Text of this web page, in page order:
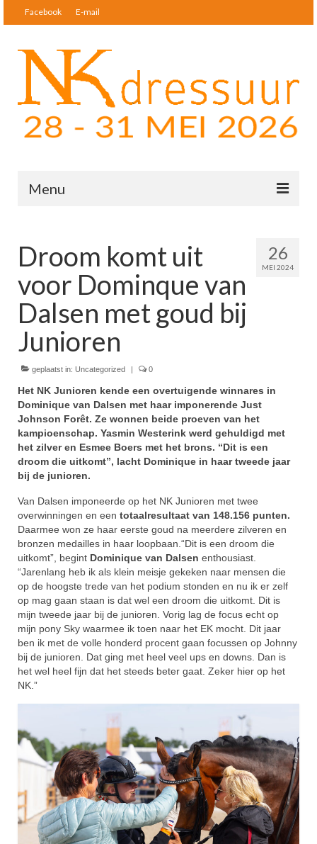
Facebook E-mail
Menu
Startlijsten & Uitslagen
Deelnemers
Tickets
Winnaars
Stands
Zakelijk
Pers
Contact
26
MEI 2024
Droom komt uit
voor Dominque van
Dalsen met goud bij
Junioren
geplaatst in: Uncategorized | 0
Het NK Junioren kende een overtuigende winnares in
Dominique van Dalsen met haar imponerende Just
Johnson Forêt. Ze wonnen beide proeven van het
kampioenschap. Yasmin Westerink werd gehuldigd met
het zilver en Esmee Boers met het brons. “Dit is een
droom die uitkomt”, lacht Dominique in haar tweede jaar
bij de junioren.
Van Dalsen imponeerde op het NK Junioren met twee
overwinningen en een totaalresultaat van 148.156 punten.
Daarmee won ze haar eerste goud na meerdere zilveren en
bronzen medailles in haar loopbaan.“Dit is een droom die
uitkomt”, begint Dominique van Dalsen enthousiast.
“Jarenlang heb ik als klein meisje gekeken naar mensen die
op de hoogste trede van het podium stonden en nu ik er zelf
op mag gaan staan is dat wel een droom die uitkomt. Dit is
mijn tweede jaar bij de junioren. Vorig lag de focus echt op
mijn pony Sky waarmee ik toen naar het EK mocht. Dit jaar
ben ik met de volle honderd procent gaan focussen op Johnny
bij de junioren. Dat ging met heel veel ups en downs. Dan is
het wel heel fijn dat het steeds beter gaat. Zeker hier op het
NK.”